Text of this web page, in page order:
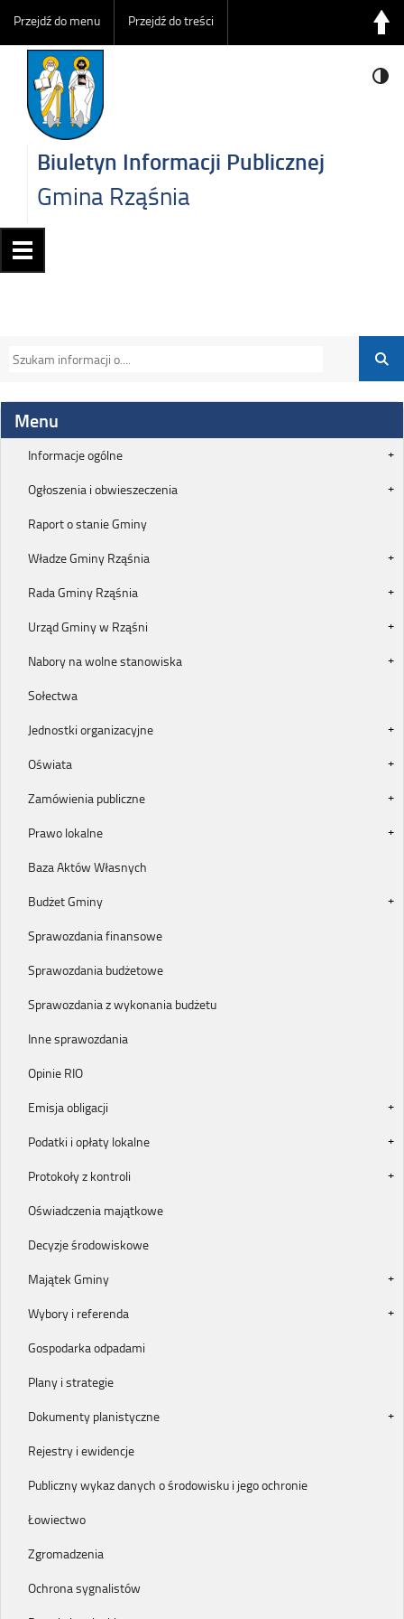
Przejdź do menu Przejdź do treści
Biuletyn Informacji Publicznej
Gmina Rząśnia
Menu
Informacje ogólne
Ogłoszenia i obwieszeczenia
Raport o stanie Gminy
Władze Gminy Rząśnia
Rada Gminy Rząśnia
Urząd Gminy w Rząśni
Nabory na wolne stanowiska
Sołectwa
Jednostki organizacyjne
Oświata
Zamówienia publiczne
Prawo lokalne
Baza Aktów Własnych
Budżet Gminy
Sprawozdania finansowe
Sprawozdania budżetowe
Sprawozdania z wykonania budżetu
Inne sprawozdania
Opinie RIO
Emisja obligacji
Podatki i opłaty lokalne
Protokoły z kontroli
Oświadczenia majątkowe
Decyzje środowiskowe
Majątek Gminy
Wybory i referenda
Gospodarka odpadami
Plany i strategie
Dokumenty planistyczne
Rejestry i ewidencje
Publiczny wykaz danych o środowisku i jego ochronie
Łowiectwo
Zgromadzenia
Ochrona sygnalistów